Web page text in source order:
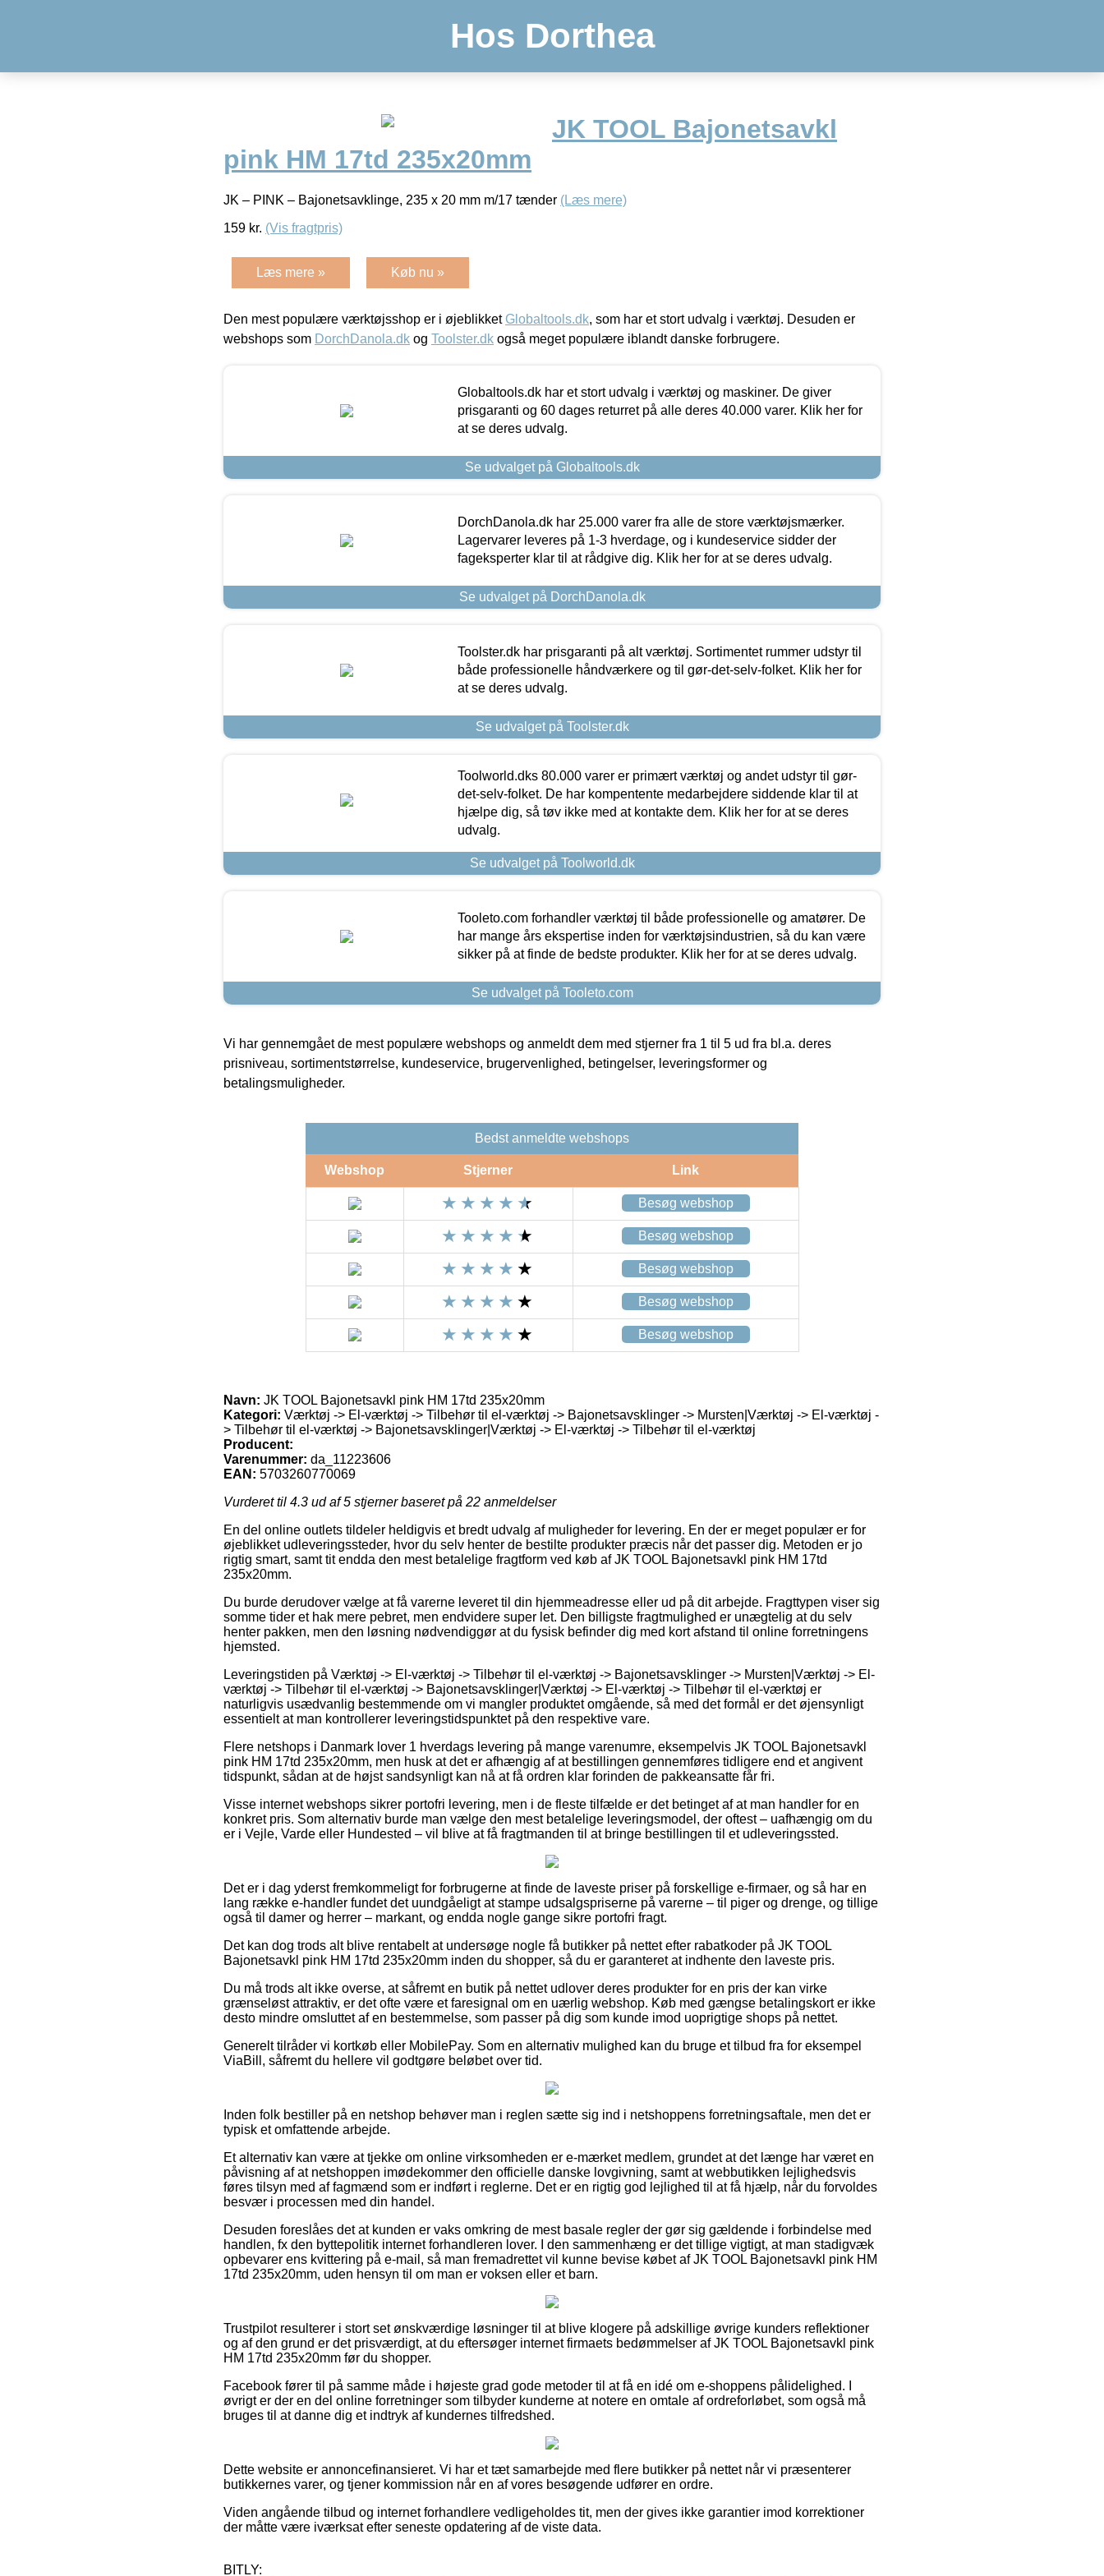
Hos Dorthea
JK TOOL Bajonetsavkl
pink HM 17td 235x20mm
JK – PINK – Bajonetsavklinge, 235 x 20 mm m/17 tænder (Læs mere)
159 kr. (Vis fragtpris)
Læs mere » Køb nu »
Den mest populære værktøjsshop er i øjeblikket Globaltools.dk, som har et stort udvalg i værktøj. Desuden er
webshops som DorchDanola.dk og Toolster.dk også meget populære iblandt danske forbrugere.
Globaltools.dk har et stort udvalg i værktøj og maskiner. De giver
prisgaranti og 60 dages returret på alle deres 40.000 varer. Klik her for
at se deres udvalg.
Se udvalget på Globaltools.dk
DorchDanola.dk har 25.000 varer fra alle de store værktøjsmærker.
Lagervarer leveres på 1-3 hverdage, og i kundeservice sidder der
fageksperter klar til at rådgive dig. Klik her for at se deres udvalg.
Se udvalget på DorchDanola.dk
Toolster.dk har prisgaranti på alt værktøj. Sortimentet rummer udstyr til
både professionelle håndværkere og til gør-det-selv-folket. Klik her for
at se deres udvalg.
Se udvalget på Toolster.dk
Toolworld.dks 80.000 varer er primært værktøj og andet udstyr til gør-
det-selv-folket. De har kompentente medarbejdere siddende klar til at
hjælpe dig, så tøv ikke med at kontakte dem. Klik her for at se deres
udvalg.
Se udvalget på Toolworld.dk
Tooleto.com forhandler værktøj til både professionelle og amatører. De
har mange års ekspertise inden for værktøjsindustrien, så du kan være
sikker på at finde de bedste produkter. Klik her for at se deres udvalg.
Se udvalget på Tooleto.com
Vi har gennemgået de mest populære webshops og anmeldt dem med stjerner fra 1 til 5 ud fra bl.a. deres
prisniveau, sortimentstørrelse, kundeservice, brugervenlighed, betingelser, leveringsformer og
betalingsmuligheder.
Bedst anmeldte webshops
Webshop Stjerner Link
Besøg webshop
Besøg webshop
Besøg webshop
Besøg webshop
Besøg webshop
Navn: JK TOOL Bajonetsavkl pink HM 17td 235x20mm
Kategori: Værktøj -> El-værktøj -> Tilbehør til el-værktøj -> Bajonetsavsklinger -> Mursten|Værktøj -> El-værktøj -
> Tilbehør til el-værktøj -> Bajonetsavsklinger|Værktøj -> El-værktøj -> Tilbehør til el-værktøj
Producent:
Varenummer: da_11223606
EAN: 5703260770069
Vurderet til 4.3 ud af 5 stjerner baseret på 22 anmeldelser
En del online outlets tildeler heldigvis et bredt udvalg af muligheder for levering. En der er meget populær er for
øjeblikket udleveringssteder, hvor du selv henter de bestilte produkter præcis når det passer dig. Metoden er jo
rigtig smart, samt tit endda den mest betalelige fragtform ved køb af JK TOOL Bajonetsavkl pink HM 17td
235x20mm.
Du burde derudover vælge at få varerne leveret til din hjemmeadresse eller ud på dit arbejde. Fragttypen viser sig
somme tider et hak mere pebret, men endvidere super let. Den billigste fragtmulighed er unægtelig at du selv
henter pakken, men den løsning nødvendiggør at du fysisk befinder dig med kort afstand til online forretningens
hjemsted.
Leveringstiden på Værktøj -> El-værktøj -> Tilbehør til el-værktøj -> Bajonetsavsklinger -> Mursten|Værktøj -> El-
værktøj -> Tilbehør til el-værktøj -> Bajonetsavsklinger|Værktøj -> El-værktøj -> Tilbehør til el-værktøj er
naturligvis usædvanlig bestemmende om vi mangler produktet omgående, så med det formål er det øjensynligt
essentielt at man kontrollerer leveringstidspunktet på den respektive vare.
Flere netshops i Danmark lover 1 hverdags levering på mange varenumre, eksempelvis JK TOOL Bajonetsavkl
pink HM 17td 235x20mm, men husk at det er afhængig af at bestillingen gennemføres tidligere end et angivent
tidspunkt, sådan at de højst sandsynligt kan nå at få ordren klar forinden de pakkeansatte får fri.
Visse internet webshops sikrer portofri levering, men i de fleste tilfælde er det betinget af at man handler for en
konkret pris. Som alternativ burde man vælge den mest betalelige leveringsmodel, der oftest – uafhængig om du
er i Vejle, Varde eller Hundested – vil blive at få fragtmanden til at bringe bestillingen til et udleveringssted.
Det er i dag yderst fremkommeligt for forbrugerne at finde de laveste priser på forskellige e-firmaer, og så har en
lang række e-handler fundet det uundgåeligt at stampe udsalgspriserne på varerne – til piger og drenge, og tillige
også til damer og herrer – markant, og endda nogle gange sikre portofri fragt.
Det kan dog trods alt blive rentabelt at undersøge nogle få butikker på nettet efter rabatkoder på JK TOOL
Bajonetsavkl pink HM 17td 235x20mm inden du shopper, så du er garanteret at indhente den laveste pris.
Du må trods alt ikke overse, at såfremt en butik på nettet udlover deres produkter for en pris der kan virke
grænseløst attraktiv, er det ofte være et faresignal om en uærlig webshop. Køb med gængse betalingskort er ikke
desto mindre omsluttet af en bestemmelse, som passer på dig som kunde imod uoprigtige shops på nettet.
Generelt tilråder vi kortkøb eller MobilePay. Som en alternativ mulighed kan du bruge et tilbud fra for eksempel
ViaBill, såfremt du hellere vil godtgøre beløbet over tid.
Inden folk bestiller på en netshop behøver man i reglen sætte sig ind i netshoppens forretningsaftale, men det er
typisk et omfattende arbejde.
Et alternativ kan være at tjekke om online virksomheden er e-mærket medlem, grundet at det længe har været en
påvisning af at netshoppen imødekommer den officielle danske lovgivning, samt at webbutikken lejlighedsvis
føres tilsyn med af fagmænd som er indført i reglerne. Det er en rigtig god lejlighed til at få hjælp, når du forvoldes
besvær i processen med din handel.
Desuden foreslåes det at kunden er vaks omkring de mest basale regler der gør sig gældende i forbindelse med
handlen, fx den byttepolitik internet forhandleren lover. I den sammenhæng er det tillige vigtigt, at man stadigvæk
opbevarer ens kvittering på e-mail, så man fremadrettet vil kunne bevise købet af JK TOOL Bajonetsavkl pink HM
17td 235x20mm, uden hensyn til om man er voksen eller et barn.
Trustpilot resulterer i stort set ønskværdige løsninger til at blive klogere på adskillige øvrige kunders reflektioner
og af den grund er det prisværdigt, at du eftersøger internet firmaets bedømmelser af JK TOOL Bajonetsavkl pink
HM 17td 235x20mm før du shopper.
Facebook fører til på samme måde i højeste grad gode metoder til at få en idé om e-shoppens pålidelighed. I
øvrigt er der en del online forretninger som tilbyder kunderne at notere en omtale af ordreforløbet, som også må
bruges til at danne dig et indtryk af kundernes tilfredshed.
Dette website er annoncefinansieret. Vi har et tæt samarbejde med flere butikker på nettet når vi præsenterer
butikkernes varer, og tjener kommission når en af vores besøgende udfører en ordre.
Viden angående tilbud og internet forhandlere vedligeholdes tit, men der gives ikke garantier imod korrektioner
der måtte være iværksat efter seneste opdatering af de viste data.
BITLY: